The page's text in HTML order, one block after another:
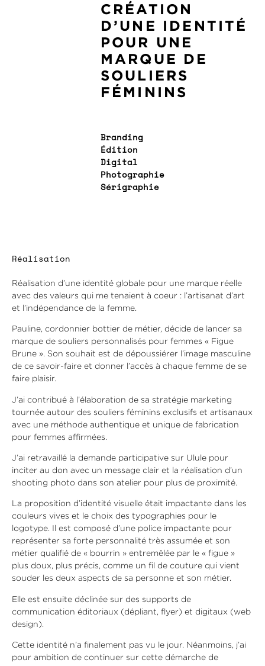
CRÉATION
D’UNE IDENTITÉ
POUR UNE
MARQUE DE
SOULIERS
FÉMININS
Branding
Édition
Digital
Photographie
Sérigraphie
Réalisation
Réalisation d’une identité globale pour une marque réelle
avec des valeurs qui me tenaient à coeur : l’artisanat d’art
et l’indépendance de la femme.
Pauline, cordonnier bottier de métier, décide de lancer sa
marque de souliers personnalisés pour femmes « Figue
Brune ». Son souhait est de dépoussiérer l’image masculine
de ce savoir-faire et donner l’accès à chaque femme de se
faire plaisir.
J’ai contribué à l’élaboration de sa stratégie marketing
tournée autour des souliers féminins exclusifs et artisanaux
avec une méthode authentique et unique de fabrication
pour femmes affirmées.
J’ai retravaillé la demande participative sur Ulule pour
inciter au don avec un message clair et la réalisation d’un
shooting photo dans son atelier pour plus de proximité.
La proposition d’identité visuelle était impactante dans les
couleurs vives et le choix des typographies pour le
logotype. Il est composé d’une police impactante pour
représenter sa forte personnalité très assumée et son
métier qualifié de « bourrin » entremêlée par le « figue »
plus doux, plus précis, comme un fil de couture qui vient
souder les deux aspects de sa personne et son métier.
Elle est ensuite déclinée sur des supports de
communication éditoriaux (dépliant, flyer) et digitaux (web
design).
Cette identité n’a finalement pas vu le jour. Néanmoins, j’ai
pour ambition de continuer sur cette démarche de